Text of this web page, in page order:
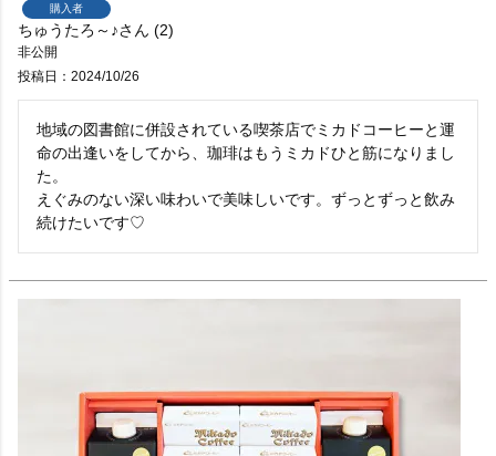
購入者
ちゅうたろ～♪ 2
非公開
投稿日
2024/10/26
地域の図書館に併設されている喫茶店でミカドコーヒーと運
命の出逢いをしてから、珈琲はもうミカドひと筋になりまし
た。
えぐみのない深い味わいで美味しいです。ずっとずっと飲み
続けたいです♡